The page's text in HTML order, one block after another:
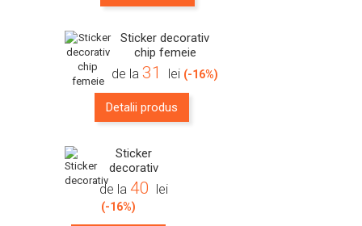
Sticker decorativ
chip femeie
de la31 lei (-16%)
Detalii produs
Sticker
decorativ
de la40 lei
(-16%)